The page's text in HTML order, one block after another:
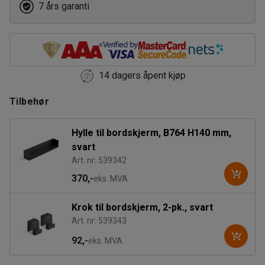
7 års garanti
14 dagers åpent kjøp
Tilbehør
Hylle til bordskjerm, B764 H140 mm,
svart
Art. nr: 539342
370,-eks. MVA
Krok til bordskjerm, 2-pk., svart
Art. nr: 539343
92,-eks. MVA